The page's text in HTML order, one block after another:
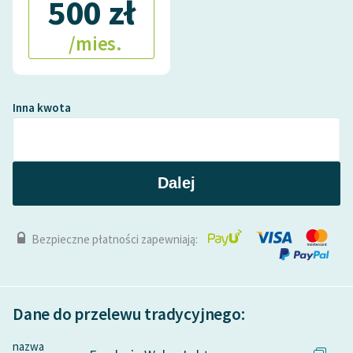
500 zł
/mies.
Inna kwota
Dalej
Bezpieczne płatności zapewniają:
Dane do przelewu tradycyjnego:
nazwa